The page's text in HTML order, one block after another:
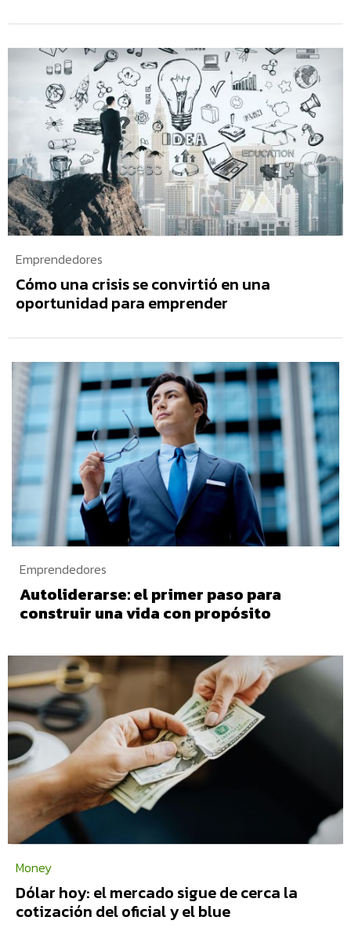
Emprendedores
Cómo una crisis se convirtió en una
oportunidad para emprender
Emprendedores
Autoliderarse: el primer paso para
construir una vida con propósito
Money
Dólar hoy: el mercado sigue de cerca la
cotización del oficial y el blue